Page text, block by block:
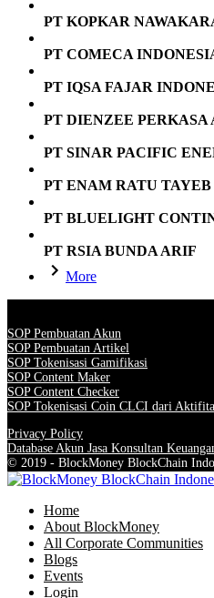
PT KOPKAR
PT COMECA
PT IQSA FAJAR
PT DIENZEE PERKASA
PT SINAR PACIFIC
PT ENAM RATU TAYEB
PT BLUELIGHT
PT RSIA BUNDA ARIF
More
SOP Pembuatan Akun
SOP Pembuatan Artikel
SOP Tokenisasi Gamifikasi
SOP Content Maker
SOP Content Checker
SOP Tokenisasi Coin CLCI dari
Privacy Policy
Database Akun Jasa Konsultan
© 2019 - BlockMoney BlockChain
Home
About BlockMoney
All Corporate Communities
Blogs
Events
Login